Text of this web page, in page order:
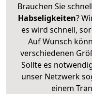
Brauchen Sie
Habseligkeiten?
es wird schnell,
Auf Wunsch
verschiedenen
Sollte es
unser Netzwerk
einem